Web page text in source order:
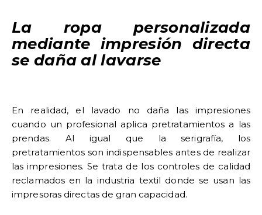
La ropa personalizada
mediante impresión directa
se daña al lavarse
En realidad, el lavado no daña las impresiones
cuando un profesional aplica pretratamientos a las
prendas. Al igual que la serigrafía, los
pretratamientos son indispensables antes de realizar
las impresiones. Se trata de los controles de calidad
reclamados en la industria textil donde se usan las
impresoras directas de gran capacidad.